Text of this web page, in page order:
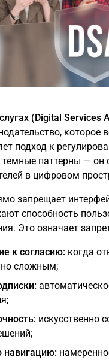
(Digital Services
которое
подход к
темные паттерны — он
в цифровом
запрещает
способность
Это означает
к согласию: когда
сложным;
искусственно
навигацию: